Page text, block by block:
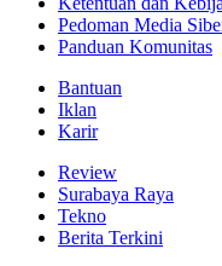
Pedoman Media
Panduan Komunitas
Bantuan
Iklan
Karir
Review
Surabaya Raya
Tekno
Berita Terkini